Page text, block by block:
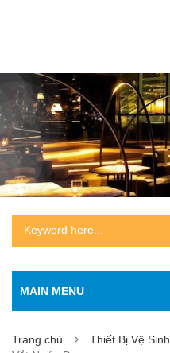
MAIN MENU
Trang chủ Thiết Bị Vệ Sinh